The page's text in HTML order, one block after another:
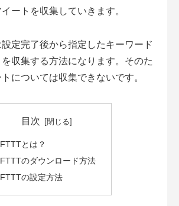
ートを収集していきます。
定完了後から指定したキーワード
収集する方法になります。そのた
については収集できないです。
目次
とは？
のダウンロード方法
の設定方法